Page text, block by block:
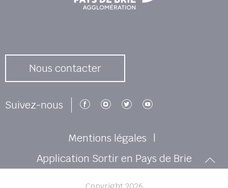
Nous contacter
Suivez-nous Suivez-nous sur Facebook
Suivez-nous sur
Suivez-nous sur
Suivez-nous
Mentions légales
Application Sortir en Pays de Brie